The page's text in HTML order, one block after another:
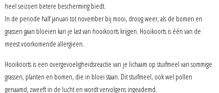
heel seizoen betere bescherming biedt.
In de periode half januari tot november bij mooi, droog weer, als de bomen en
grassen gaan bloeien kan je last van hooikoorts krijgen. Hooikoorts is één van de
meest voorkomende allergieën.
Hooikoorts is een overgevoeligheidsreactie van je lichaam op stuifmeel van sommige
grassen, planten en bomen, die in bloei staan. Dit stuifmeel, ook wel pollen
genaamd, zweeft in de lucht en wordt vervolgens ingeademd.